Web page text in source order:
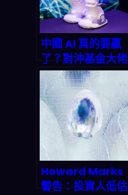
中國 AI 真的要贏
了？對沖基金大佬
曝祕密：成本不到
美國 1/10，2026
年將收割 2.5 兆美
元市場！
Howard Marks
警告：投資人低估